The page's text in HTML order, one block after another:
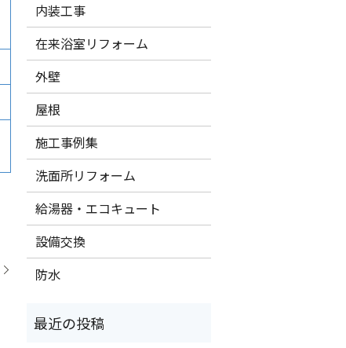
内装工事
在来浴室リフォーム
外壁
屋根
施工事例集
洗面所リフォーム
給湯器・エコキュート
設備交換
防水